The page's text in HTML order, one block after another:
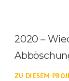
2020 –
ZU DIESEM